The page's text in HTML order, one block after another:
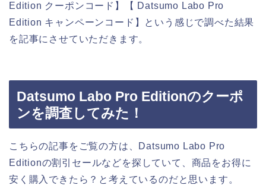
Edition クーポンコード】【 Datsumo Labo Pro
Edition キャンペーンコード】という感じで調べた結果
を記事にさせていただきます。
Datsumo Labo Pro Editionのクーポ
ンを調査してみた！
こちらの記事をご覧の方は、Datsumo Labo Pro
Editionの割引セールなどを探していて、商品をお得に
安く購入できたら？と考えているのだと思います。